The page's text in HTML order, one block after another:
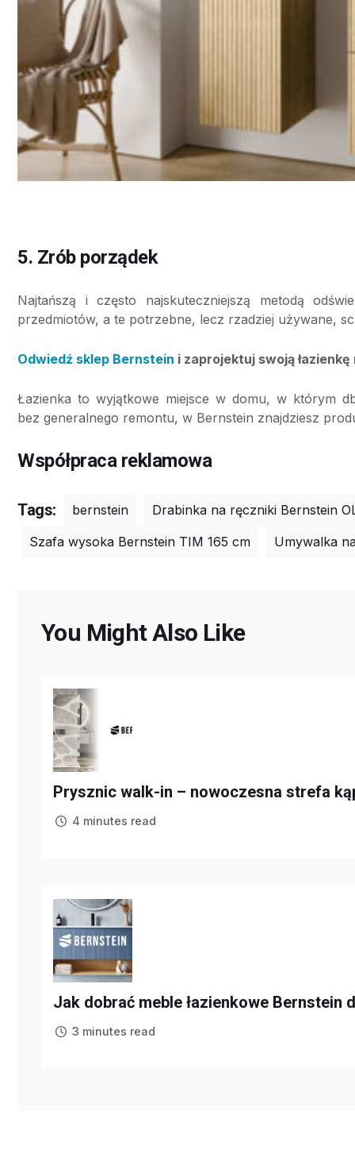
5. Zrób porządek
Najtańszą i często najskuteczniejszą metodą
przedmiotów, a te potrzebne, lecz rzadziej używane,
Odwiedź sklep Bernstein i zaprojektuj swoją łazienkę
Łazienka to wyjątkowe miejsce w domu, w którym
bez generalnego remontu, w Bernstein znajdziesz
Współpraca reklamowa
Tags: bernstein
Drabinka na ręczniki Bernstein
Szafa wysoka Bernstein TIM 165 cm
Umywalka
You Might Also Like
Prysznic walk-in – nowoczesna strefa
4 minutes read
Jak dobrać meble łazienkowe Bernstein
3 minutes read